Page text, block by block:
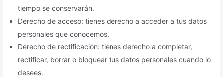
tiempo se conservarán.
Derecho de acceso: tienes derecho a acceder a tus datos
personales que conocemos.
Derecho de rectificación: tienes derecho a completar,
rectificar, borrar o bloquear tus datos personales cuando lo
desees.